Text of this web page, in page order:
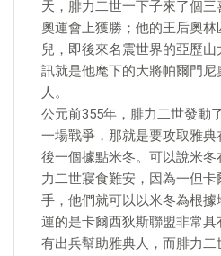
天，腓力二世一下子來了個
奧運會上獲勝；他的王后奧
兒，即後來名震世界的亞歷
訊就是他麾下的大將帕爾門
人。
公元前355年，腓力二世發動
一場戰爭，那就是要攻取雅
後一個據點米冬。可以說米
力二世寢食難安，因為一但
手，他們就可以以米冬為根
運的是卡爾西狄斯聯盟非常
有出兵幫助雅典人，而腓力